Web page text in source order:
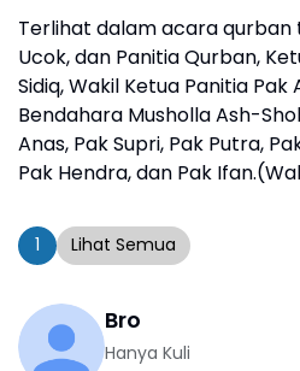
Terlihat dalam acara qurban
Ucok, dan Panitia Qurban,
Sidiq, Wakil Ketua Panitia Pak
Bendahara Musholla Ash-
Anas, Pak Supri, Pak Putra,
Pak Hendra, dan Pak
1 Lihat Semua
Bro
Hanya Kuli